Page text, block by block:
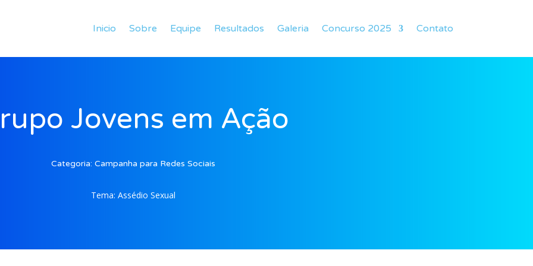
Inicio Sobre Equipe Resultados Galeria Concurso 2025 Contato
Jovens em Ação
Categoria: Campanha para Redes Sociais
Tema: Assédio Sexual